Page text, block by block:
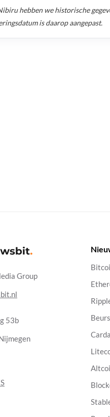
hebben we historische
is daarop aangepast.
Group
53b